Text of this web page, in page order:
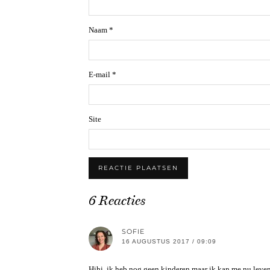
Naam *
E-mail *
Site
6 Reacties
SOFIE
16 AUGUSTUS 2017 / 09:09